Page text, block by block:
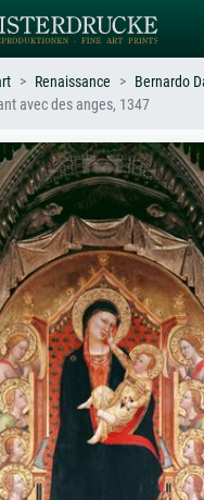
titre ou style –
étoilée,
de Hokusai,
Décrivez la
abstrait
tableau
Renaissance
Bernardo
avec des anges, 1347